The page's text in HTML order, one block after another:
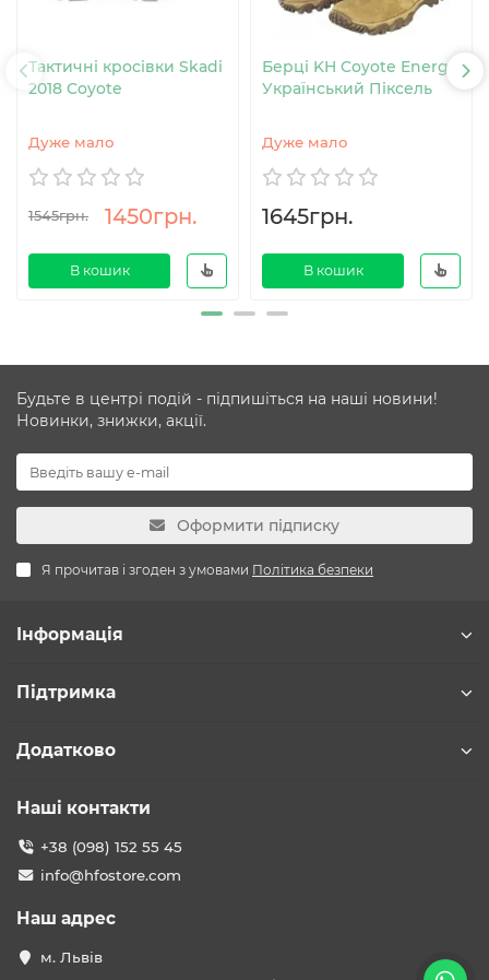
Тактичні кросівки Skadi
2018 Coyote
Дуже мало
1545грн. 1450грн.
В кошик
Берці KH Coyote Energy
Український Піксель
Дуже мало
1645грн.
В кошик
Будьте в центрі подій - підпишіться на наші новини!
Новинки, знижки, акції.
Оформити підписку
Я прочитав і згоден з умовами Політика безпеки
Інформація
Підтримка
Додатково
Наші контакти
+38 (098) 152 55 45
info@hfostore.com
Наш адрес
м. Львів